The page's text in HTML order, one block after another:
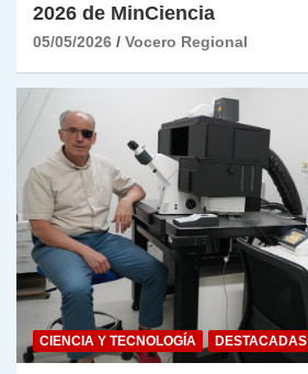
2026 de MinCiencia
05/05/2026 Vocero Regional
CIENCIA Y TECNOLOGÍA DESTACADAS